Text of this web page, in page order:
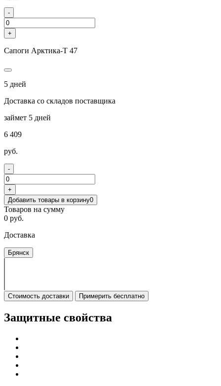
-
+
Сапоги Арктика-Т 47
5 дней
Доставка со складов поставщика
займет 5 дней
6 409
руб.
-
+
Добавить товары в корзину0
Товаров на сумму
0 руб.
Доставка
Брянск
Стоимость доставки Примерить бесплатно
Защитные свойства